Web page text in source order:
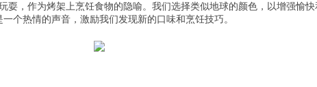
，作为烤架上烹饪食物的隐喻。我们选择类似地球的颜色，以增强愉
一个热情的声音，激励我们发现新的口味和烹饪技巧。